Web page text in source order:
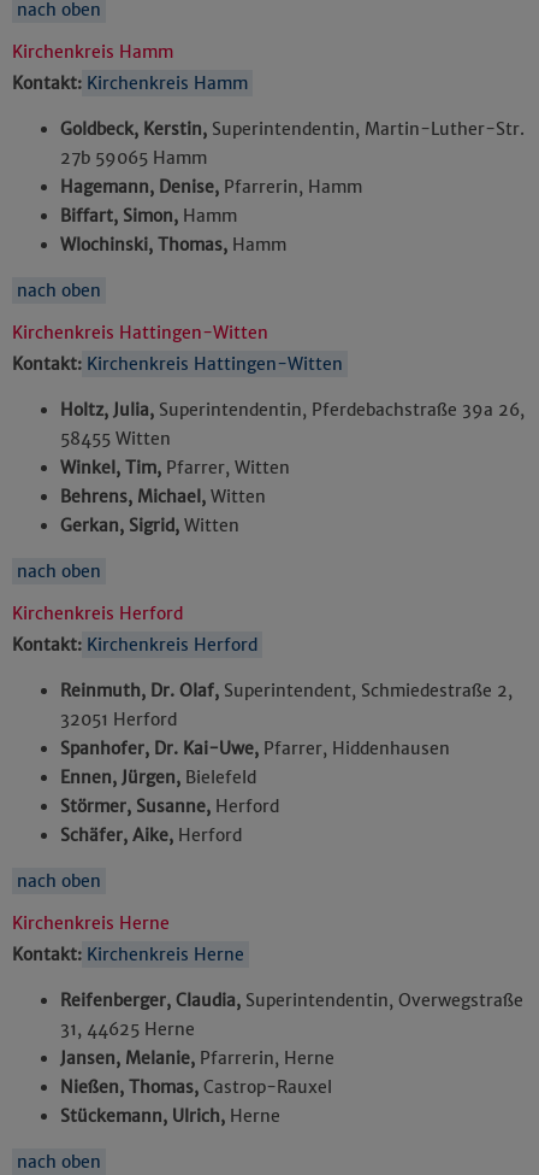
nach oben
Kirchenkreis Hamm
Kontakt: Kirchenkreis Hamm
Goldbeck, Kerstin, Superintendentin, Martin-Luther-Str.
27b 59065 Hamm
Hagemann, Denise, Pfarrerin, Hamm
Biffart, Simon, Hamm
Wlochinski, Thomas, Hamm
nach oben
Kirchenkreis Hattingen-Witten
Kontakt: Kirchenkreis Hattingen-Witten
Holtz, Julia, Superintendentin, Pferdebachstraße 39a 26,
58455 Witten
Winkel, Tim, Pfarrer, Witten
Behrens, Michael, Witten
Gerkan, Sigrid, Witten
nach oben
Kirchenkreis Herford
Kontakt: Kirchenkreis Herford
Reinmuth, Dr. Olaf, Superintendent, Schmiedestraße 2,
32051 Herford
Spanhofer, Dr. Kai-Uwe, Pfarrer, Hiddenhausen
Ennen, Jürgen, Bielefeld
Störmer, Susanne, Herford
Schäfer, Aike, Herford
nach oben
Kirchenkreis Herne
Kontakt: Kirchenkreis Herne
Reifenberger, Claudia, Superintendentin, Overwegstraße
31, 44625 Herne
Jansen, Melanie, Pfarrerin, Herne
Nießen, Thomas, Castrop-Rauxel
Stückemann, Ulrich, Herne
nach oben